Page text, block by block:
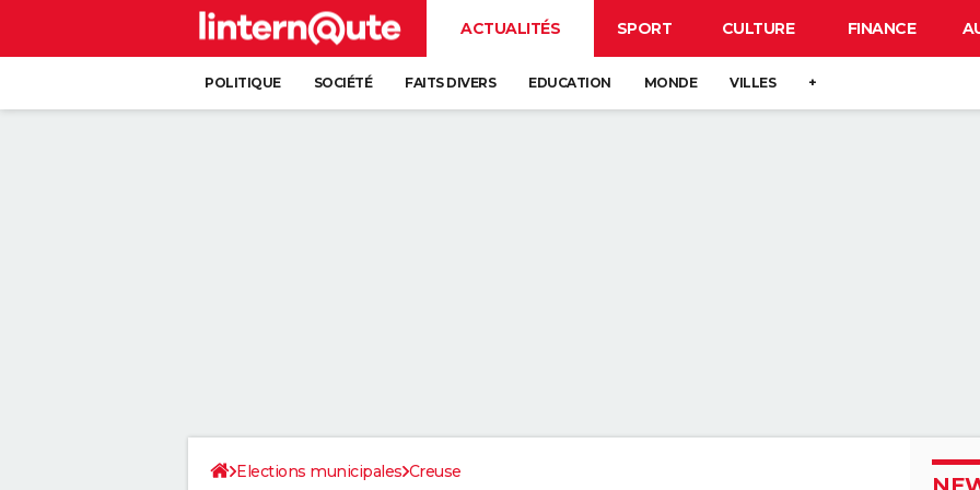
ACTUALITÉS SPORT CULTURE FINANCE
POLITIQUE SOCIÉTÉ FAITS DIVERS EDUCATION MONDE VILLES +
Elections municipales Creuse